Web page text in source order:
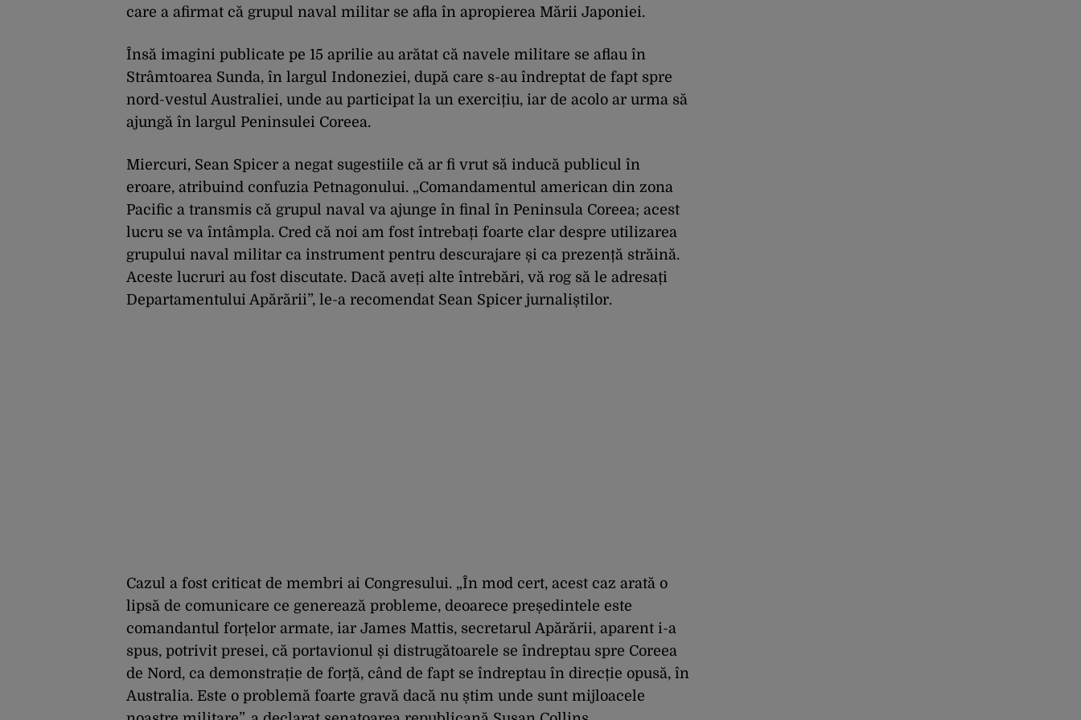
care a afirmat că grupul naval militar se afla în apropierea Mării Japoniei.
Însă imagini publicate pe 15 aprilie au arătat că navele militare se aflau în
Strâmtoarea Sunda, în largul Indoneziei, după care s-au îndreptat de fapt spre
nord-vestul Australiei, unde au participat la un exercițiu, iar de acolo ar urma să
ajungă în largul Peninsulei Coreea.
Miercuri, Sean Spicer a negat sugestiile că ar fi vrut să inducă publicul în
eroare, atribuind confuzia Petnagonului. „Comandamentul american din zona
Pacific a transmis că grupul naval va ajunge în final în Peninsula Coreea; acest
lucru se va întâmpla. Cred că noi am fost întrebați foarte clar despre utilizarea
grupului naval militar ca instrument pentru descurajare și ca prezență străină.
Aceste lucruri au fost discutate. Dacă aveți alte întrebări, vă rog să le adresați
Departamentului Apărării”, le-a recomendat Sean Spicer jurnaliștilor.
Cazul a fost criticat de membri ai Congresului. „În mod cert, acest caz arată o
lipsă de comunicare ce generează probleme, deoarece președintele este
comandantul forțelor armate, iar James Mattis, secretarul Apărării, aparent i-a
spus, potrivit presei, că portavionul și distrugătoarele se îndreptau spre Coreea
de Nord, ca demonstrație de forță, când de fapt se îndreptau în direcție opusă, în
Australia. Este o problemă foarte gravă dacă nu știm unde sunt mijloacele